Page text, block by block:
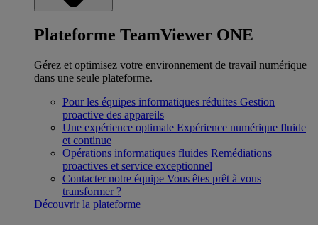
Plateforme TeamViewer ONE
Gérez et optimisez votre environnement de travail numérique
dans une seule plateforme.
Pour les équipes informatiques réduites Gestion
proactive des appareils
Une expérience optimale Expérience numérique fluide
et continue
Opérations informatiques fluides Remédiations
proactives et service exceptionnel
Contacter notre équipe Vous êtes prêt à vous
transformer ?
Découvrir la plateforme